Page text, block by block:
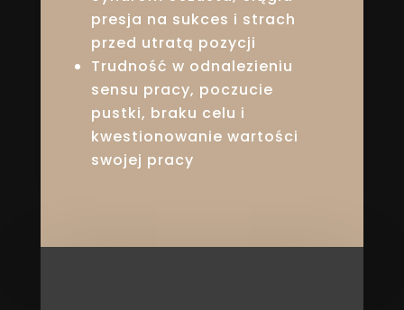
presja na sukces i strach
przed utratą pozycji
Trudność w odnalezieniu
sensu pracy, poczucie
pustki, braku celu i
kwestionowanie wartości
swojej pracy